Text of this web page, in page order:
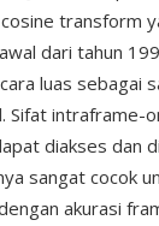
transform
dari tahun
luas sebagai
Sifat intraframe-
diakses dan
sangat cocok
akurasi